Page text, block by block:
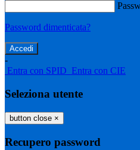
Password dimenticata?
-
Entra con SPID Entra con CIE
Seleziona utente
button close ×
Recupero password